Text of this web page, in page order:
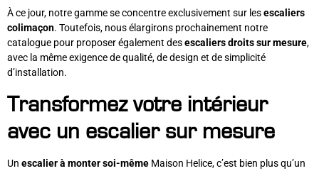
À ce jour, notre gamme se concentre exclusivement sur lesescaliers
colimaçon. Toutefois, nous élargirons prochainement notre
catalogue pour proposer également desescaliers droits sur mesure,
avec la même exigence de qualité, de design et de simplicité
d’installation.
Transformez votre intérieur
avec un escalier sur mesure
Un escalier à monter soi-même Maison Helice, c’est bien plus qu’un